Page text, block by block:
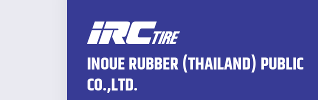
INOUE RUBBER (THAILAND) PUBLIC
CO.,LTD.